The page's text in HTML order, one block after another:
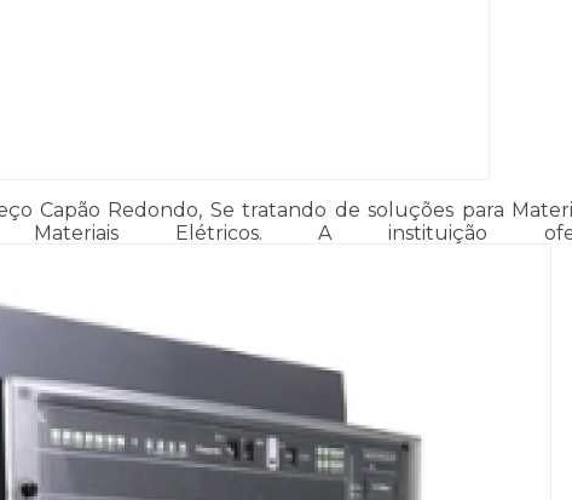
Capão Redondo, Se tratando de soluções para
Elétricos. A instituição